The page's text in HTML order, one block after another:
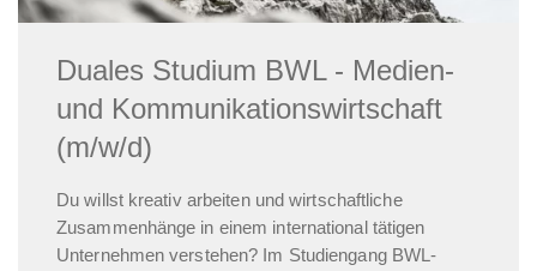
Duales Studium BWL - Medien-
und Kommunikationswirtschaft
(m/w/d)
Du willst kreativ arbeiten und wirtschaftliche
Zusammenhänge in einem international tätigen
Unternehmen verstehen? Im Studiengang BWL-